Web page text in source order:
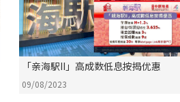
「亲海駅II」高成数低息按揭优惠
09/08/2023